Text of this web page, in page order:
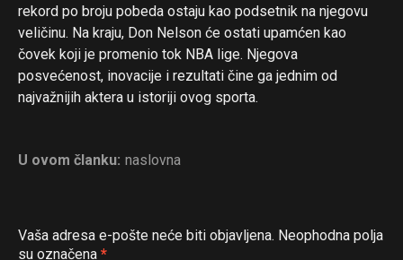
rekord po broju pobeda ostaju kao podsetnik na njegovu
veličinu. Na kraju, Don Nelson će ostati upamćen kao
čovek koji je promenio tok NBA lige. Njegova
posvećenost, inovacije i rezultati čine ga jednim od
najvažnijih aktera u istoriji ovog sporta.
U ovom članku: naslovna
Vaša adresa e-pošte neće biti objavljena. Neophodna polja
su označena *